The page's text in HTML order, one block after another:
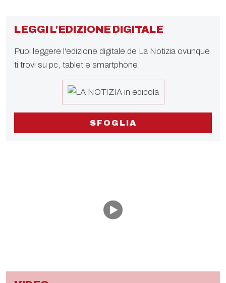
LEGGI L'EDIZIONE DIGITALE
Puoi leggere l'edizione digitale de La Notizia ovunque
ti trovi su pc, tablet e smartphone.
SFOGLIA